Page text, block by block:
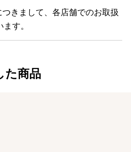
きまして、各店舗でのお取扱
す。
た商品